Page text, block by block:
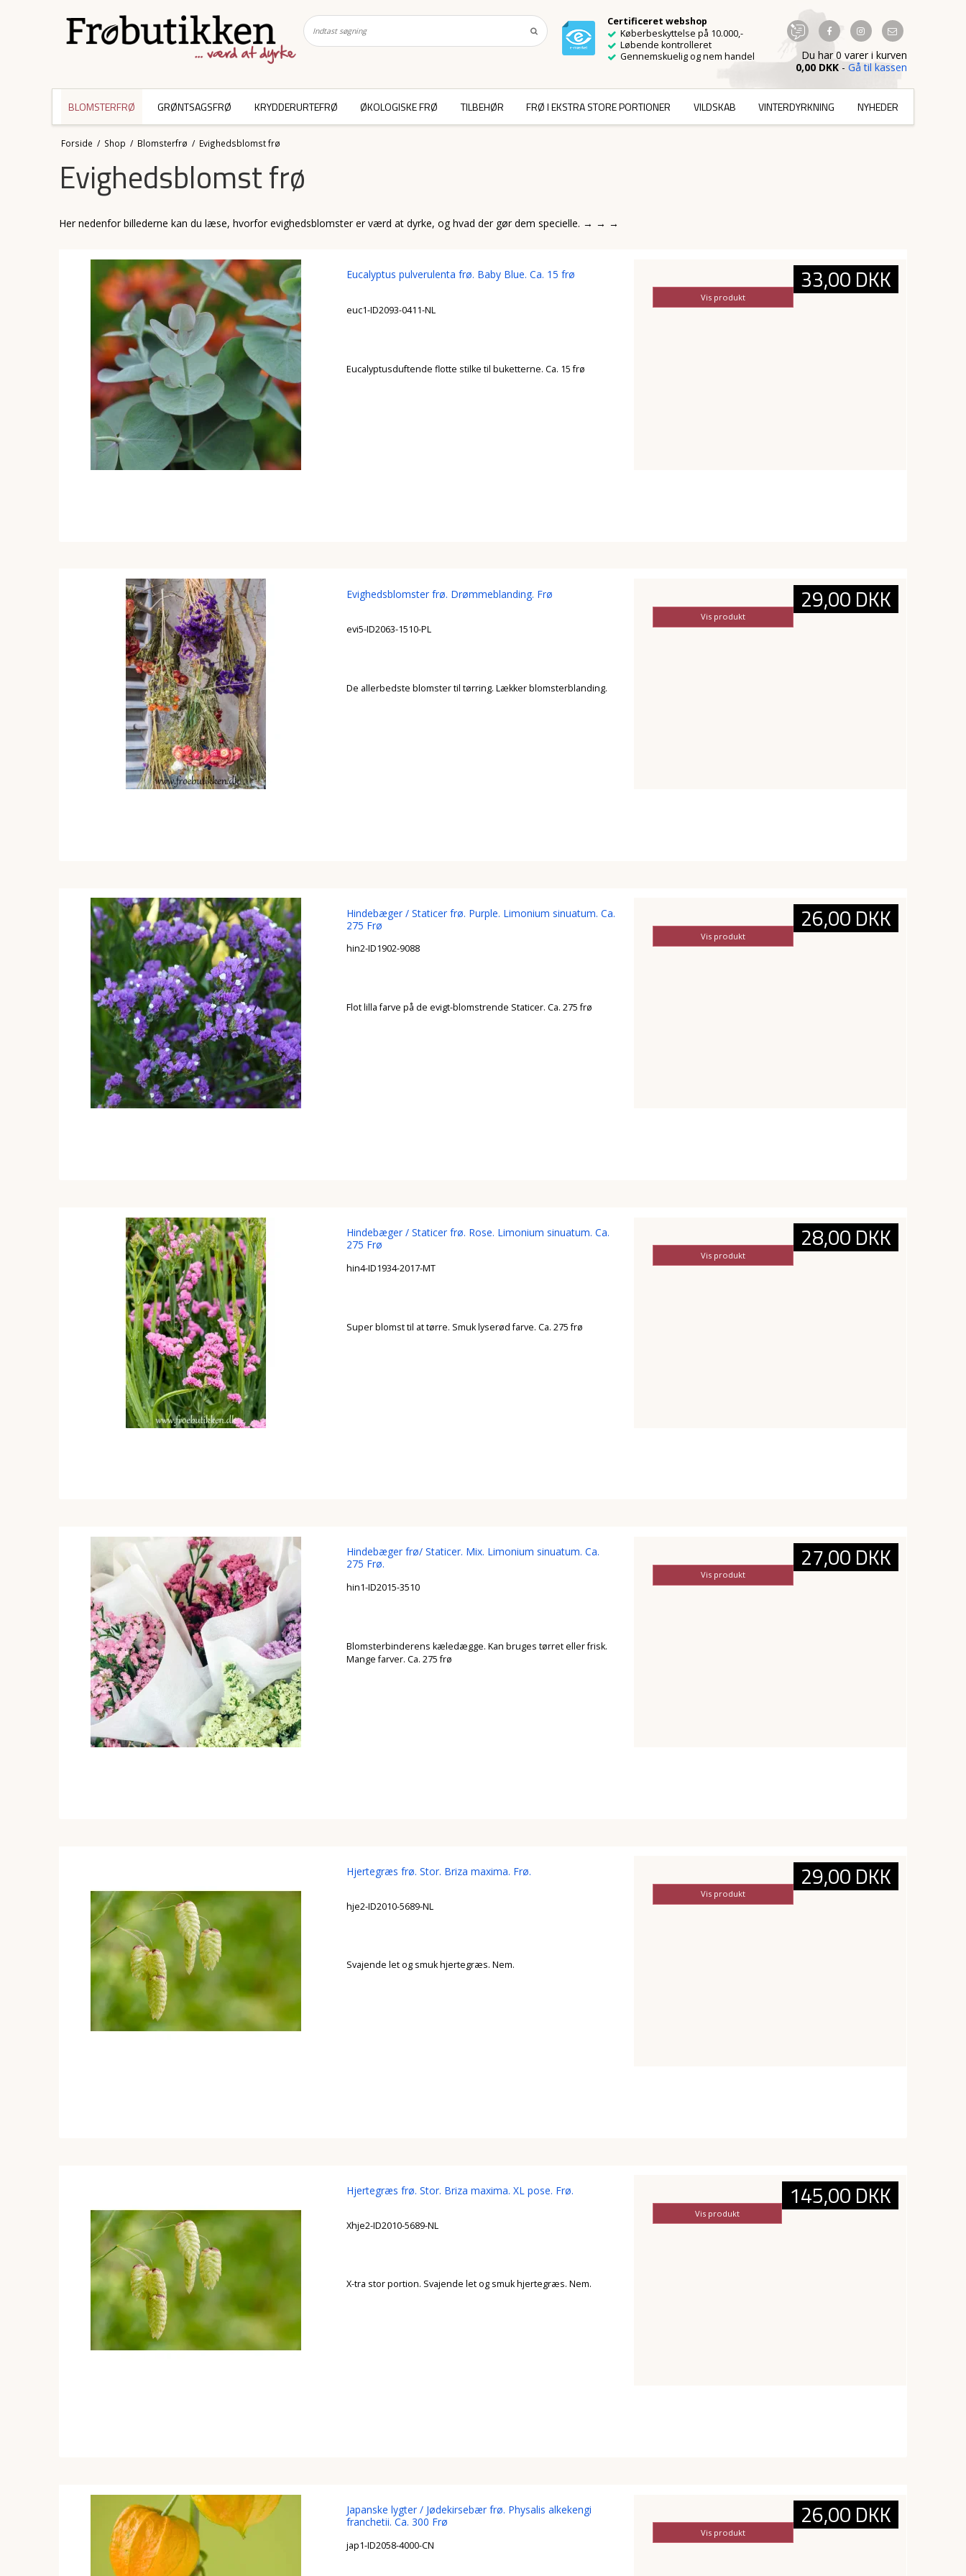
Certificeret webshop
Køberbeskyttelse på 10.000,-
Løbende kontrolleret
Gennemskuelig og nem handel
Du har 0 varer i kurven
0,00 DKK- Gå til kassen
BLOMSTERFRØ GRØNTSAGSFRØ KRYDDERURTEFRØ ØKOLOGISKE FRØ TILBEHØR FRØ I EKSTRA STORE PORTIONER VILDSKAB VINTERDYRKNING NYHEDER
Forside / Shop / Blomsterfrø / Evighedsblomst frø
Evighedsblomst frø
Her nedenfor billederne kan du læse, hvorfor evighedsblomster er værd at dyrke, og hvad der gør dem specielle. → → →
Eucalyptus pulverulenta frø. Baby Blue. Ca. 15 frø
euc1-ID2093-0411-NL
Eucalyptusduftende flotte stilke til buketterne. Ca. 15 frø
33,00 DKK
Vis produkt
Evighedsblomster frø. Drømmeblanding. Frø
evi5-ID2063-1510-PL
De allerbedste blomster til tørring. Lækker blomsterblanding.
29,00 DKK
Vis produkt
Hindebæger / Staticer frø. Purple. Limonium sinuatum. Ca.
275 Frø
hin2-ID1902-9088
Flot lilla farve på de evigt-blomstrende Staticer. Ca. 275 frø
26,00 DKK
Vis produkt
Hindebæger / Staticer frø. Rose. Limonium sinuatum. Ca.
275 Frø
hin4-ID1934-2017-MT
Super blomst til at tørre. Smuk lyserød farve. Ca. 275 frø
28,00 DKK
Vis produkt
Hindebæger frø/ Staticer. Mix. Limonium sinuatum. Ca.
275 Frø.
hin1-ID2015-3510
Blomsterbinderens kæledægge. Kan bruges tørret eller frisk.
Mange farver. Ca. 275 frø
27,00 DKK
Vis produkt
Hjertegræs frø. Stor. Briza maxima. Frø.
hje2-ID2010-5689-NL
Svajende let og smuk hjertegræs. Nem.
29,00 DKK
Vis produkt
Hjertegræs frø. Stor. Briza maxima. XL pose. Frø.
Xhje2-ID2010-5689-NL
X-tra stor portion. Svajende let og smuk hjertegræs. Nem.
145,00 DKK
Vis produkt
Japanske lygter / Jødekirsebær frø. Physalis alkekengi
franchetii. Ca. 300 Frø
jap1-ID2058-4000-CN
26,00 DKK
Vis produkt